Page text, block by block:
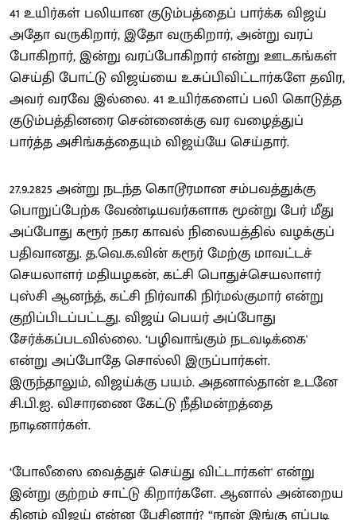
41 உயிர்கள் பலியான குடும்பத்தைப் பார்க்க விஜய்
அதோ வருகிறார், இதோ வருகிறார், அன்று வரப்
போகிறார், இன்று வரப்போகிறார் என்று ஊடகங்கள்
செய்தி போட்டு விஜய்யை உசுப்பிவிட்டார்களே தவிர,
அவர் வரவே இல்லை. 41 உயிர்களைப் பலி கொடுத்த
குடும்பத்தினரை சென்னைக்கு வர வழைத்துப்
பார்த்த அசிங்கத்தையும் விஜய்யே செய்தார்.
27.9.2825 அன்று நடந்த கொடூரமான சம்பவத்துக்கு
பொறுப்பேற்க வேண்டியவர்களாக மூன்று பேர் மீது
அப்போது கரூர் நகர காவல் நிலையத்தில் வழக்குப்
பதிவானது. த.வெ.க.வின் கரூர் மேற்கு மாவட்டச்
செயலாளர் மதியழகன், கட்சி பொதுச்செயலாளர்
புஸ்சி ஆனந்த், கட்சி நிர்வாகி நிர்மல்குமார் என்று
குறிப்பிடப்பட்டது. விஜய் பெயர் அப்போது
சேர்க்கப்படவில்லை. ‘பழிவாங்கும் நடவடிக்கை'
என்று அப்போதே சொல்லி இருப்பார்கள்.
இருந்தாலும், விஜய்க்கு பயம். அதனால்தான் உடனே
சி.பி.ஐ. விசாரணை கேட்டு நீதிமன்றத்தை
நாடினார்கள்.
‘போலீஸை வைத்துச் செய்து விட்டார்கள்' என்று
இன்று குற்றம் சாட்டு கிறார்களே. ஆனால் அன்றைய
தினம் விஜய் என்ன பேசினார்? “நான் இங்கு எப்படி